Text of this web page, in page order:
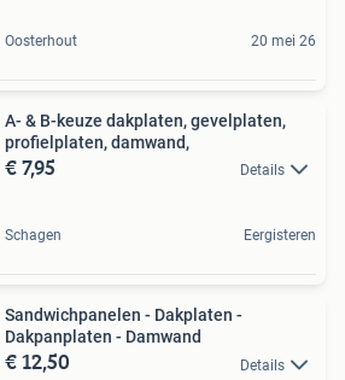
Oosterhout 20 mei 26
A- & B-keuze dakplaten, gevelplaten,
profielplaten, damwand,
€ 7,95 Details
Schagen Eergisteren
Sandwichpanelen - Dakplaten -
Dakpanplaten - Damwand
€ 12,50 Details